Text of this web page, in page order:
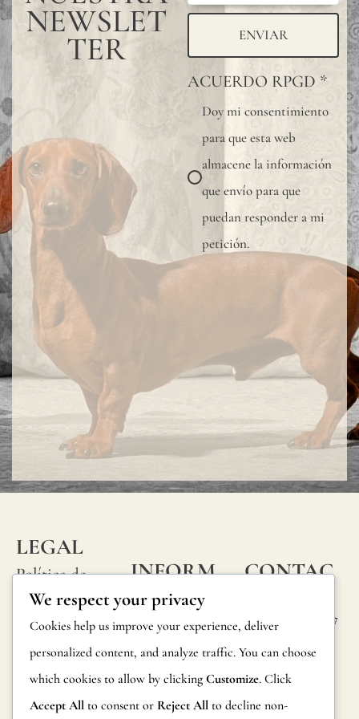
NEWSLET
TER ENVIAR
ACUERDO RPGD *
Doy mi consentimiento
para que esta web
almacene la información
que envío para que
puedan responder a mi
petición.
LEGAL
Política de
privacidad
Política de
cookies
Condiciones
INFORM
ACIÓN
Preguntas
frecuentes
Información
sobre
CONTAC
Calle Alheli, 7
29730 Rincón
de la Victoria
España
mayor
protección
del
mural,
en
baños,
cocinas
u
húmedas,
utilizar
barniz
protector.
Todos
pintados
probados
We respect your privacy
Cookies help us improve your experience, deliver
personalized content, and analyze traffic. You can choose
which cookies to allow by clicking Customize. Click
Accept All to consent or Reject All to decline non-